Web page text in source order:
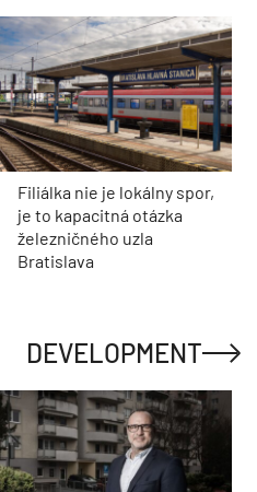
Filiálka nie je lokálny spor,
je to kapacitná otázka
železničného uzla
Bratislava
DEVELOPMENT